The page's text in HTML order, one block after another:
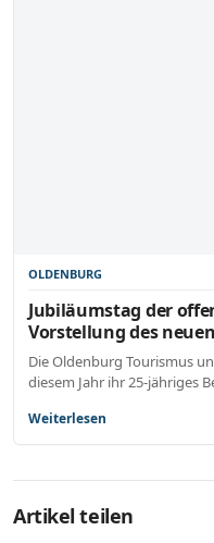
OLDENBURG
Jubiläumstag der
Vorstellung des
Die Oldenburg Tourismus
diesem Jahr ihr 25-jähriges
Weiterlesen
Artikel teilen